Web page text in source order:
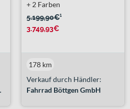
KG
5.199,90€¹
3.749,93€
+ 2 Farben
Verkauf durch Händler:
Fahrrad Böttgen GmbH
178 km